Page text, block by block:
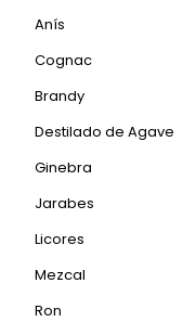
Anís
Cognac
Brandy
Destilado de Agave
Ginebra
Jarabes
Licores
Mezcal
Ron